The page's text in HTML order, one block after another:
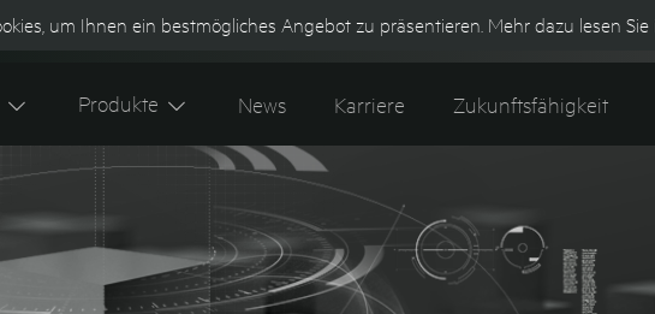
Kontakt Tipes 600+ Webshop
Produkte News Karriere Zukunftsfähigkeit
um Ihnen ein bestmögliches Angebot zu präsentieren. Mehr dazu lesen